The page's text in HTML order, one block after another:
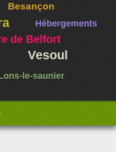
Besançon
Hébergements
de Belfort
Vesoul
le-saunier